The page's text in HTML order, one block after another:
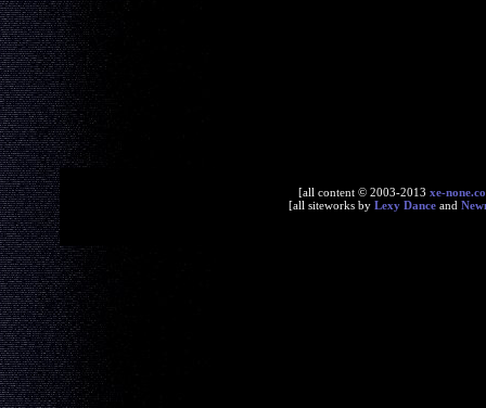
[all content © 2003-2013 xe-
[all siteworks by Lexy Danceand